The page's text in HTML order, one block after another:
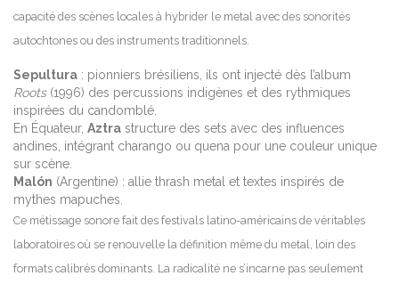
capacité des scènes locales à hybrider le metal avec des sonorités
autochtones ou des instruments traditionnels.
Sepultura : pionniers brésiliens, ils ont injecté dès l’album
Roots(1996) des percussions indigènes et des rythmiques
inspirées du candomblé.
En Équateur, Aztra structure des sets avec des influences
andines, intégrant charango ou quena pour une couleur unique
sur scène.
Malón (Argentine) : allie thrash metal et textes inspirés de
mythes mapuches.
Ce métissage sonore fait des festivals latino-américains de véritables
laboratoires où se renouvelle la définition même du metal, loin des
formats calibrés dominants. La radicalité ne s’incarne pas seulement